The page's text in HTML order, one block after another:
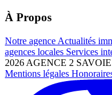
À Propos
Notre agence Actualités
agences locales Services
2026 AGENCE 2
Mentions légales